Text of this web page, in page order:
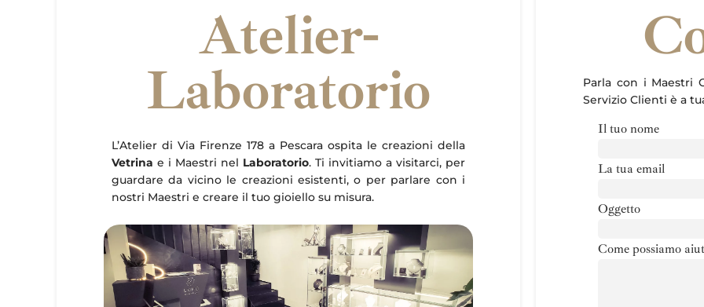
Atelier-
Laboratorio
L’Atelier di Via Firenze 178 a Pescara ospita le creazioni della
Vetrina e i Maestri nel Laboratorio. Ti invitiamo a visitarci, per
guardare da vicino le creazioni esistenti, o per parlare con i
nostri Maestri e creare il tuo gioiello su misura.
Parla con i Maestri
Servizio Clienti è a
Il tuo nome
La tua email
Oggetto
Come possiamo